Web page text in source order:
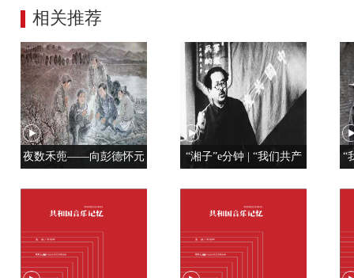
相关推荐
夜数禾蔸——向彭德怀元
“湘子”e分钟 | “我们共产
“